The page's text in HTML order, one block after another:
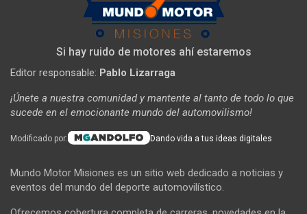
Si hay ruido de motores ahí estaremos
Editor responsable: Pablo Lizarraga
¡Únete a nuestra comunidad y mantente al tanto de todo lo que
sucede en el emocionante mundo del automovilismo!
Modificado por: Dando vida a tus ideas digitales
Mundo Motor Misiones es un sitio web dedicado a noticias y
eventos del mundo del deporte automovilístico.